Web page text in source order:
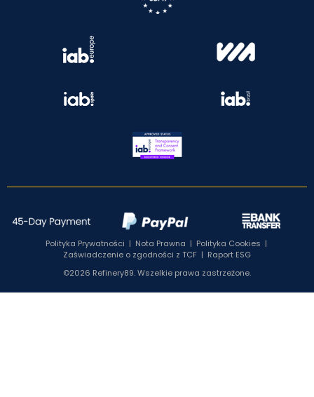
Polityka Prywatności | Nota Prawna | Polityka Cookies |
Zaświadczenie o zgodności z TCF | Raport ESG
©2026 Refinery89. Wszelkie prawa zastrzeżone.